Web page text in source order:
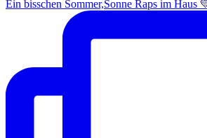
Ein bisschen Sommer,Sonne Raps im Haus